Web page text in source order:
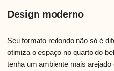
Design moderno
Seu formato redondo não só é
otimiza o espaço no quarto do
tenha um ambiente mais arejado